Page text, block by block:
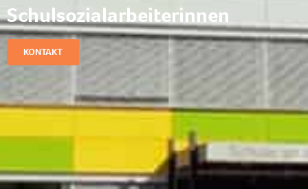
Schulsozialarbeiterinnen
KONTAKT